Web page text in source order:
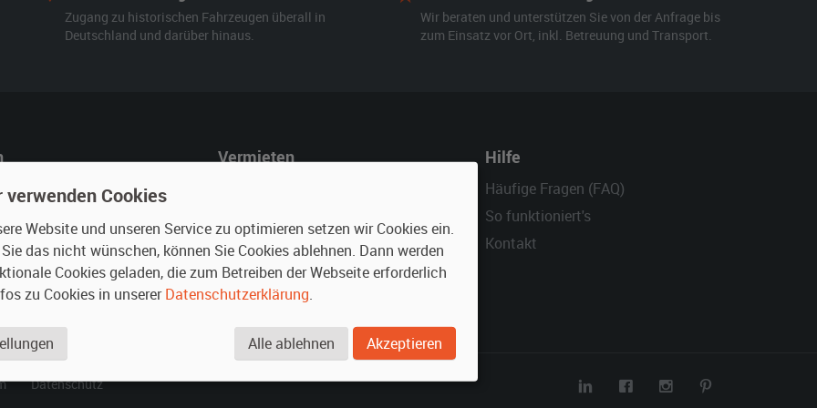
Zugang zu historischen Fahrzeugen überall in
Deutschland und darüber hinaus.
Wir beraten und unterstützen Sie von der Anfrage bis
zum Einsatz vor Ort, inkl. Betreuung und Transport.
mieten
Mieter
Vermieten
Fragen für Vermieter
Inserat verwalten
Hilfe
Häufige Fragen (FAQ)
So funktioniert's
Kontakt
Datenschutz
verwenden Cookies
Website und unseren Service zu optimieren setzen wir Cookies ein.
das nicht wünschen, können Sie Cookies ablehnen. Dann werden
Cookies geladen, die zum Betreiben der Webseite erforderlich
zu Cookies in unsererDatenschutzerklärung.
Alle ablehnen Akzeptieren